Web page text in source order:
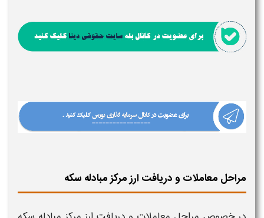
مراحل معاملات و دریافت ارز مرکز مبادله سکه